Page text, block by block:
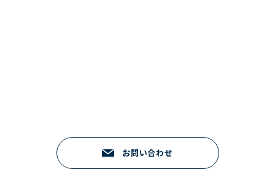
お問い合わせ